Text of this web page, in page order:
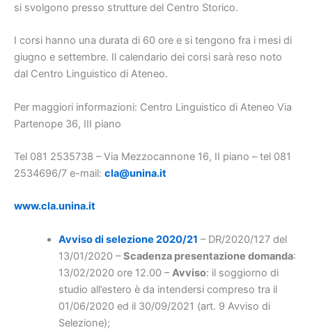
si svolgono presso strutture del Centro Storico.
I corsi hanno una durata di 60 ore e si tengono fra i mesi di
giugno e settembre. Il calendario dei corsi sarà reso noto
dal Centro Linguistico di Ateneo.
Per maggiori informazioni: Centro Linguistico di Ateneo Via
Partenope 36, III piano
Tel 081 2535738 – Via Mezzocannone 16, II piano – tel 081
2534696/7 e-mail: cla@unina.it
www.cla.unina.it
Avviso di selezione 2020/21 – DR/2020/127 del
13/01/2020 –Scadenza presentazione domanda:
13/02/2020 ore 12.00 – Avviso: il soggiorno di
studio all’estero è da intendersi compreso tra il
01/06/2020 ed il 30/09/2021 (art. 9 Avviso di
Selezione);